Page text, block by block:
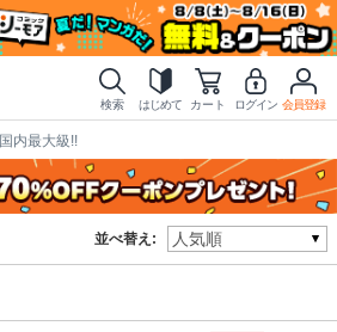
検索 はじめて カート ログイン 会員登録
内最大級!!
並べ替え: